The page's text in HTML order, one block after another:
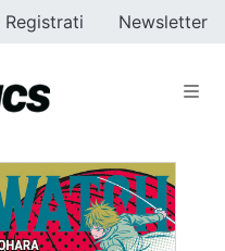
Registrati Newsletter